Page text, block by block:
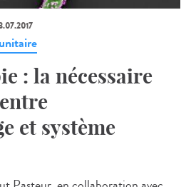
: la nécessaire
et système